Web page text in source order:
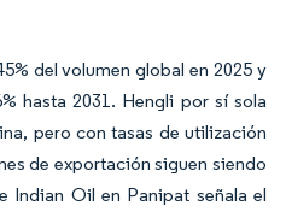
del volumen global en 2025 y
hasta 2031. Hengli por sí sola
pero con tasas de utilización
de exportación siguen siendo
Indian Oil en Panipat señala el